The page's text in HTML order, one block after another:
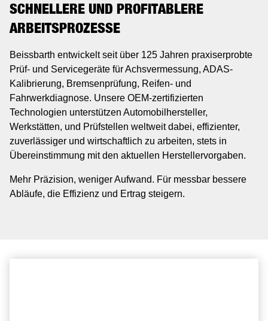
SCHNELLERE UND PROFITABLERE
ARBEITSPROZESSE
Beissbarth entwickelt seit über 125 Jahren praxiserprobte
Prüf- und Servicegeräte für Achsvermessung, ADAS-
Kalibrierung, Bremsenprüfung, Reifen- und
Fahrwerkdiagnose. Unsere OEM-zertifizierten
Technologien unterstützen Automobilhersteller,
Werkstätten, und Prüfstellen weltweit dabei, effizienter,
zuverlässiger und wirtschaftlich zu arbeiten, stets in
Übereinstimmung mit den aktuellen Herstellervorgaben.
Mehr Präzision, weniger Aufwand. Für messbar bessere
Abläufe, die Effizienz und Ertrag steigern.